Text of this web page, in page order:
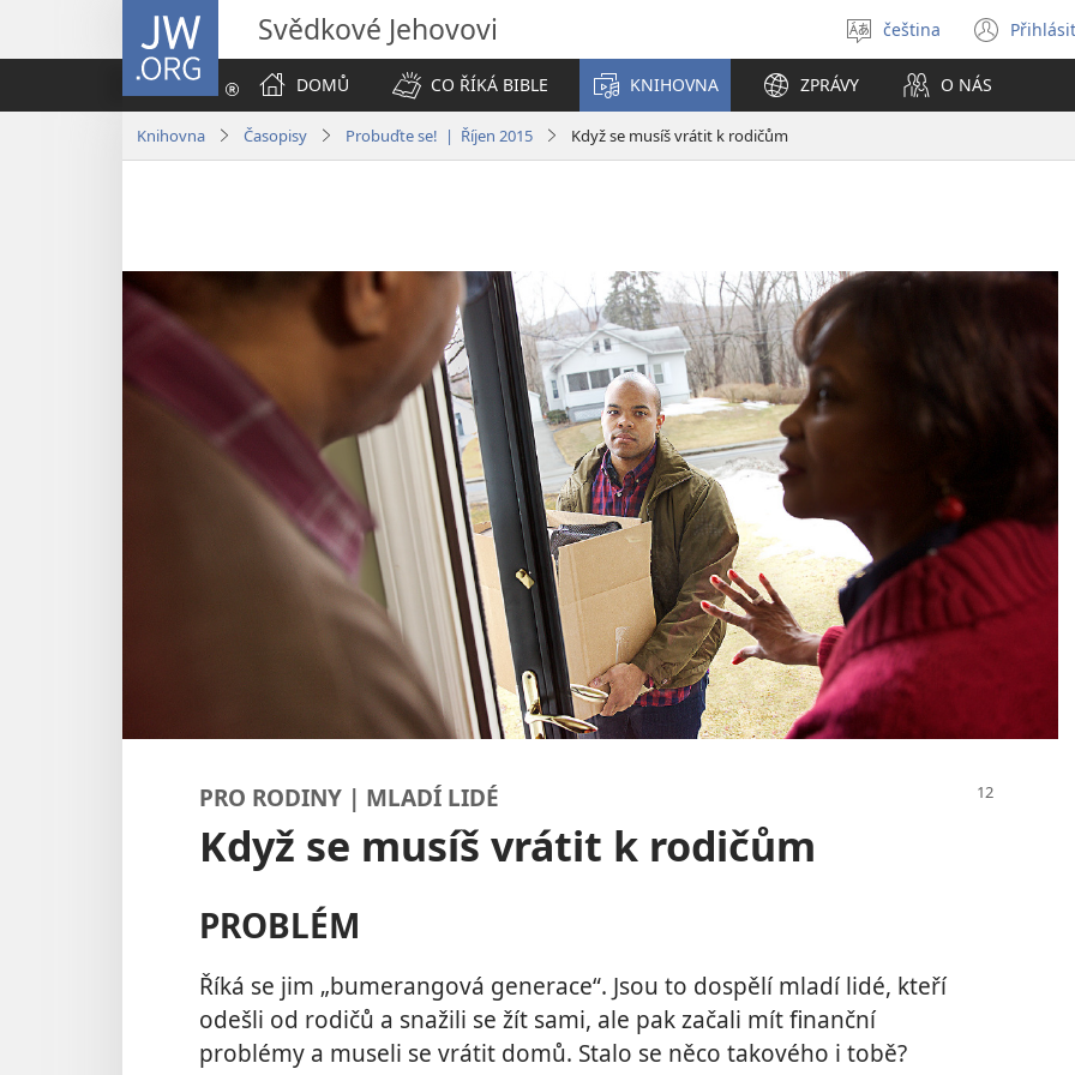
JW.ORG Svědkové Jehovovi
Vybrat
jazyk
čeština
nové
DOMŮ
CO ŘÍKÁ BIBLE KNIHOVNA ZPRÁVY O NÁS
Knihovna Časopisy Probuďte se! | Říjen 2015 Když se musíš vrátit k rodičům
PRO RODINY | MLADÍ LIDÉ
Když se musíš vrátit k rodičům
PROBLÉM
Říká se jim „bumerangová generace“. Jsou to dospělí mladí lidé, kteří
odešli od rodičů a snažili se žít sami, ale pak začali mít finanční
problémy a museli se vrátit domů. Stalo se něco takového i tobě?